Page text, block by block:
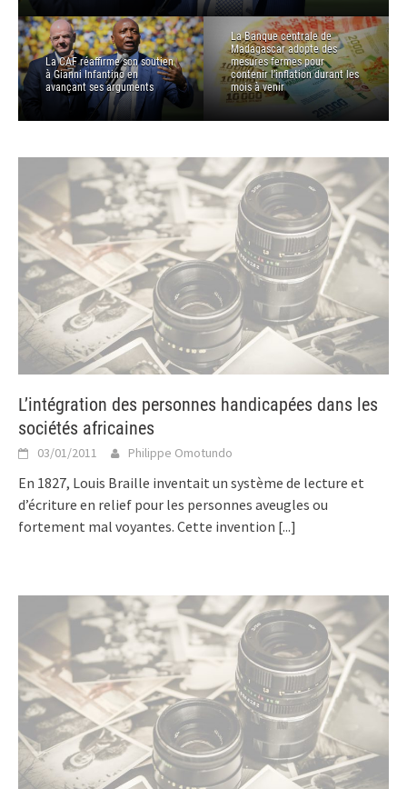
La CAF réaffirme son soutien
à Gianni Infantino en
avançant ses arguments
La Banque centrale de
Madagascar adopte des
mesures fermes pour
contenir l’inflation durant les
mois à venir
L’intégration des personnes handicapées dans les
sociétés africaines
03/01/2011 Philippe Omotundo
En 1827, Louis Braille inventait un système de lecture et
d’écriture en relief pour les personnes aveugles ou
fortement mal voyantes. Cette invention [...]